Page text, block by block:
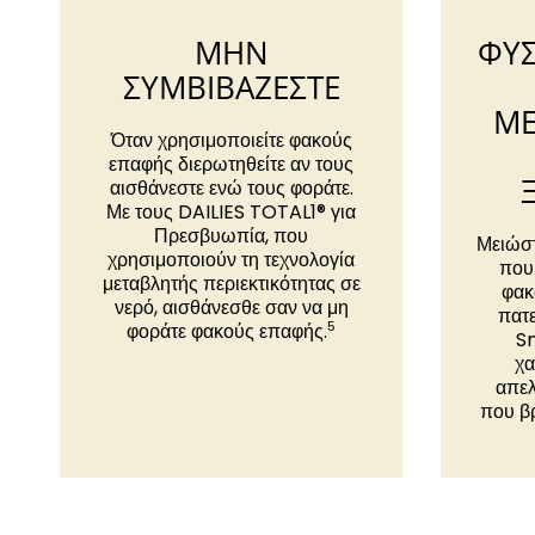
ΜΗΝ
ΣΥΜΒΙΒΑΖΕΣΤΕ
Όταν χρησιμοποιείτε φακούς
επαφής διερωτηθείτε αν τους
αισθάνεστε ενώ τους φοράτε.
Με τους DAILIES TOTAL1® για
Πρεσβυωπία, που
χρησιμοποιούν τη τεχνολογία
μεταβλητής περιεκτικότητας σε
νερό, αισθάνεσθε σαν να μη
φοράτε φακούς επαφής.5
που
που